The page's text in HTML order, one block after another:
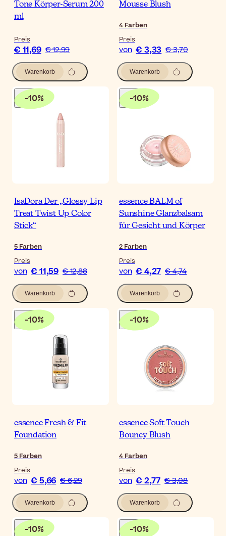
Tone Körper-Serum 200
ml
Preis
€ 11,69 € 12,99
Warenkorb
Mousse Blush
4 Farben
Preis
von € 3,33 € 3,70
Warenkorb
-10%
IsaDora Der „Glossy Lip
Treat Twist Up Color
Stick“
5 Farben
Preis
von € 11,59 € 12,88
Warenkorb
-10%
essence BALM of
Sunshine Glanzbalsam
für Gesicht und Körper
2 Farben
Preis
von € 4,27 € 4,74
Warenkorb
-10%
essence Fresh & Fit
Foundation
5 Farben
Preis
von € 5,66 € 6,29
Warenkorb
-10%
essence Soft Touch
Bouncy Blush
4 Farben
Preis
von € 2,77 € 3,08
Warenkorb
-10% -10%